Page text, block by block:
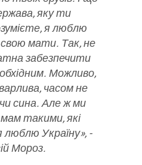
яку ти
я люблю
свою мати. Так, не
забезпечити
Можливо,
часом не
сина. Але ж ми
такими, які
люблю Україну», -
Мороз.